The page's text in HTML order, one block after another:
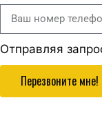
Отправляя
Перезвоните мне!